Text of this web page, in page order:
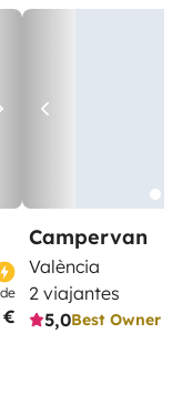
€
Campervan
València
2 viajantes
5,0Best Owner